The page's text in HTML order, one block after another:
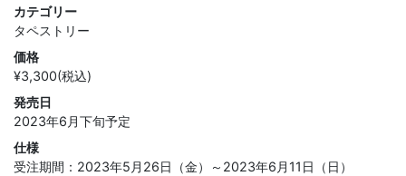
カテゴリー
タペストリー
価格
¥3,300(税込)
発売日
2023年6月下旬予定
仕様
受注期間：2023年5月26日（金）～2023年6月11日（日）